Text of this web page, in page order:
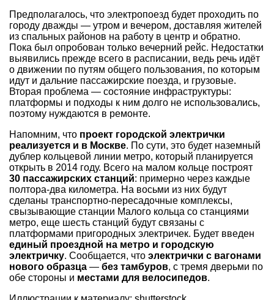
Предполагалось, что электропоезд будет проходить по
городу дважды — утром и вечером, доставляя жителей
из спальных районов на работу в центр и обратно.
Пока был опробован только вечерний рейс. Недостатки
выявились прежде всего в расписании, ведь речь идёт
о движении по путям общего пользования, по которым
идут и дальние пассажирские поезда, и грузовые.
Вторая проблема — состояние инфраструктуры:
платформы и подходы к ним долго не использовались,
поэтому нуждаются в ремонте.
Напомним, что проект городской электрички
реализуется и в Москве. По сути, это будет наземный
дублер кольцевой линии метро, который планируется
открыть в 2014 году. Всего на малом кольце построят
30 пассажирских станций: примерно через каждые
полтора-два километра. На восьми из них будут
сделаны транспортно-пересадочные комплексы,
свызывающие станции Малого кольца со станциями
метро, еще шесть станций будут связаны с
платформами пригородных электричек. Будет введен
единый проездной на метро и городскую
электричку. Сообщается, что электрички с вагонами
нового образца — без тамбуров, с тремя дверьми по
обе стороны и местами для велосипедов.